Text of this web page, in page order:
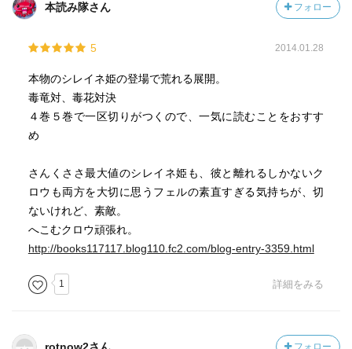
本読み隊さん フォロー
5 2014.01.28
本物のシレイネ姫の登場で荒れる展開。
毒竜対、毒花対決
４巻５巻で一区切りがつくので、一気に読むことをおすす
め
さんくささ最大値のシレイネ姫も、彼と離れるしかないク
ロウも両方を大切に思うフェルの素直すぎる気持ちが、切
ないけれど、素敵。
へこむクロウ頑張れ。
http://books117117.blog110.fc2.com/blog-entry-3359.html
1 詳細をみる
フォロー